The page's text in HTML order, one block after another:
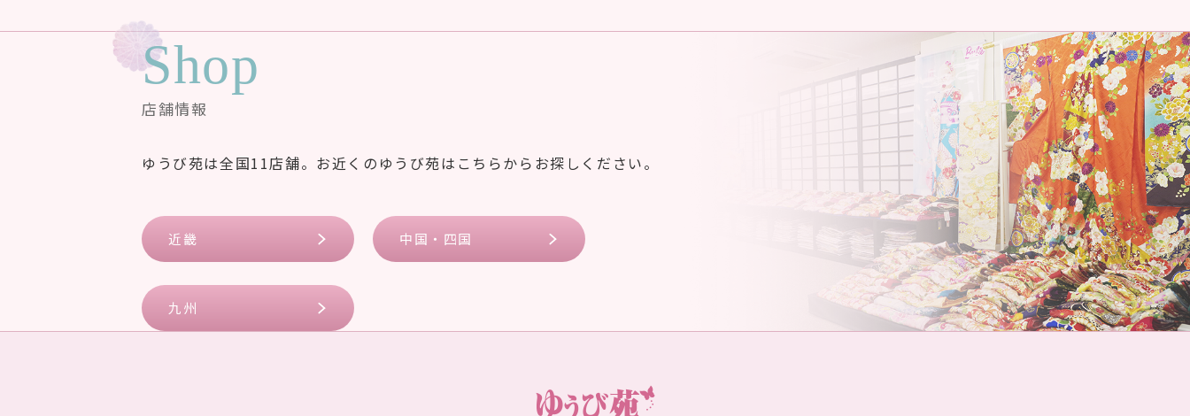
Shop
店舗情報
ゆうび苑は全国11店舗。お近くのゆうび苑はこちらからお探しください。
近畿 中国・四国
九州